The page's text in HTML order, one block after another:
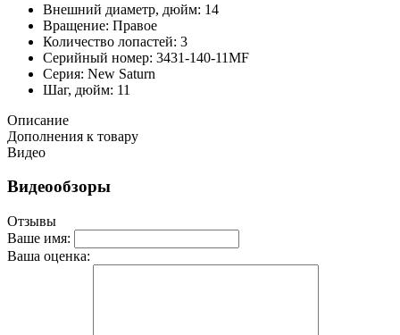
Внешний диаметр, дюйм: 14
Вращение: Правое
Количество лопастей: 3
Серийный номер: 3431-140-11MF
Серия: New Saturn
Шаг, дюйм: 11
Описание
Дополнения к товару
Видео
Видеообзоры
Отзывы
Ваше имя:
Ваша оценка: